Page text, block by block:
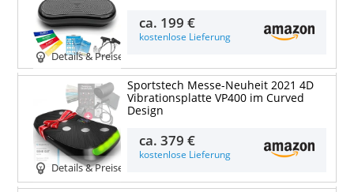
Details & Preise
ca. 199 €
kostenlose Lieferung
Details & Preise
Sportstech Messe-Neuheit 2021 4D
Vibrationsplatte VP400 im Curved
Design
ca.379 €
kostenlose Lieferung